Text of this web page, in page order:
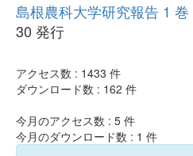
島根農科大学研究報告 1 巻
30 発行
アクセス数 : 1433 件
ダウンロード数 : 162 件
今月のアクセス数 : 5 件
今月のダウンロード数 : 1 件